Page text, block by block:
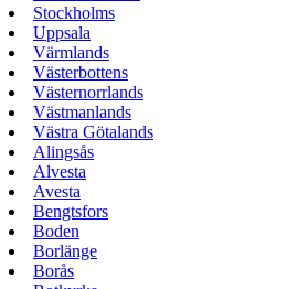
Stockholms
Uppsala
Värmlands
Västerbottens
Västernorrlands
Västmanlands
Västra Götalands
Alingsås
Alvesta
Avesta
Bengtsfors
Boden
Borlänge
Borås